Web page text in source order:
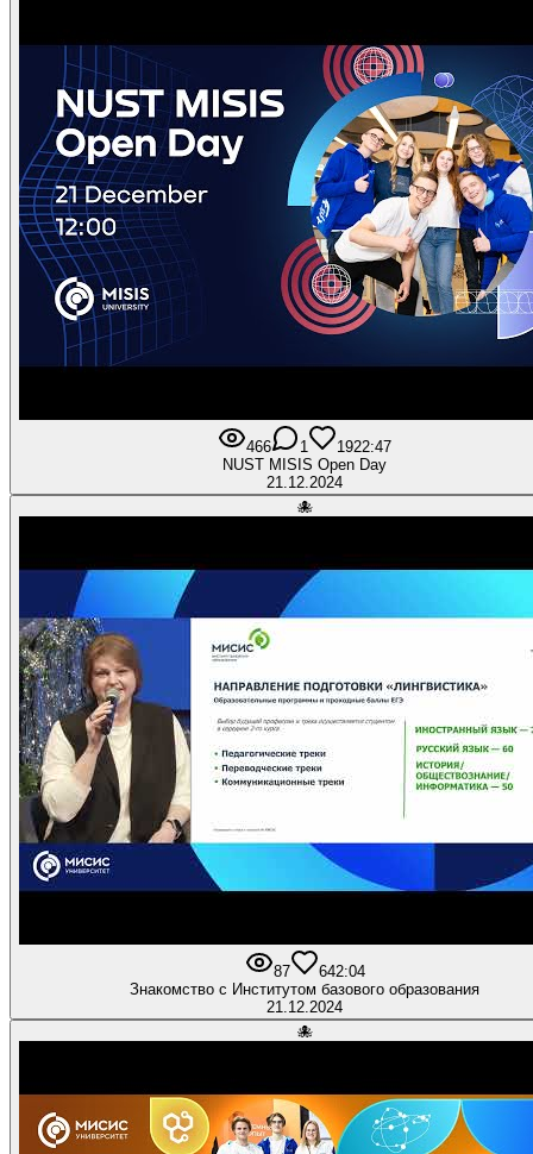
466 1 1922:47
NUST MISIS Open Day
21.12.2024
🐙
87 642:04
Знакомство с Институтом базового образования
21.12.2024
🐙